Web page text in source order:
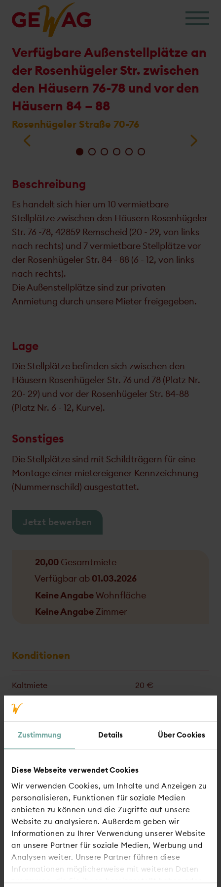
Zustimmung Details Über Cookies
Diese Webseite verwendet Cookies
Wir verwenden Cookies, um Inhalte und Anzeigen zu
personalisieren, Funktionen für soziale Medien
anbieten zu können und die Zugriffe auf unsere
Website zu analysieren. Außerdem geben wir
Informationen zu Ihrer Verwendung unserer Website
an unsere Partner für soziale Medien, Werbung und
Analysen weiter. Unsere Partner führen diese
Informationen möglicherweise mit weiteren Daten
zusammen, die Sie ihnen bereitgestellt haben oder
content
verfügbare Außenstellplätze an
der Rosenhügeler Str. zwischen
den Häusern 76-78 und vor den
Häusern 84 – 88
Rosenhügeler Straße 70-76
Beschreibung
Es handelt sich hier um 10 vermietbare
Stellplätze zwischen den Häusern Rosenhügeler
Str. 76 -78, 42859 Remscheid (20 - 29, von links
nach rechts) und 7 vermietbare Stellplätze vor
der Rosenhügeler Str. 84 - 88 (6 - 12, von links
nach rechts).
Die Außenstellplätze sind zur privaten
Anmietung durch unsere Mieter freigegeben.
Lage
Die Stellplätze befinden sich zwischen den
Häusern Rosenhügeler Str. 76 und 78 (Platz Nr.
20- 29) und vor der Rosenhügeler Str. 84-88
(Platz Nr. 6 - 12, Kurve).
Sonstiges
Die Stellplätze sind mit Schildträgern für eine
Montage einer mietereigener Kennzeichnung
(Nummernschild) ausgestattet.
Jetzt bewerben
20,00 Gesamtmiete
Verfügbar ab 01.03.2026
Keine AngabeWohnfläche
Keine Angabe Zimmer
Konditionen
Kaltmiete 20 €
Nebenkosten
Heizkosten enthalten
Gesamtmiete 20,00 €
Genossen­schafts­anteile Keine Angabe €
Wohn­berechti­gungs­schein nicht erforderlich
Energieausweis